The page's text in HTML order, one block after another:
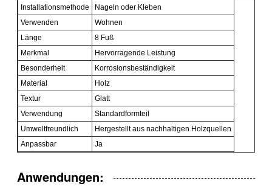
Installationsmethode
Nageln oder Kleben
Verwenden
Wohnen
Länge
8 Fuß
Merkmal
Hervorragende Leistung
Besonderheit
Korrosionsbeständigkeit
Material
Holz
Textur
Glatt
Verwendung
Standardformteil
Umweltfreundlich
Hergestellt aus nachhaltigen Holzquellen
Anpassbar
Ja
Anwendungen: